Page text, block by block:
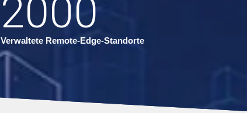
2000
Verwaltete Remote-Edge-Standorte